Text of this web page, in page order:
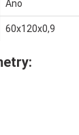
Ano
60x120x0,9